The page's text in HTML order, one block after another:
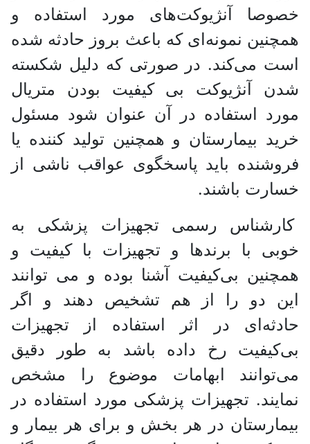
خصوصا آنژیوکت‌های مورد استفاده و
همچنین نمونه‌ای که باعث بروز حادثه شده
است می‌کند. در صورتی که دلیل شکسته
شدن آنژیوکت بی کیفیت بودن متریال
مورد استفاده در آن عنوان شود مسئول
خرید بیمارستان و همچنین تولید کننده یا
فروشنده باید پاسخگوی عواقب ناشی از
خسارت باشند.
کارشناس رسمی تجهیزات پزشکی به
خوبی با برندها و تجهیزات با کیفیت و
همچنین بی‌کیفیت آشنا بوده و می توانند
این دو را از هم تشخیص دهند و اگر
حادثه‌ای در اثر استفاده از تجهیزات
بی‌کیفیت رخ داده باشد به طور دقیق
می‌توانند ابهامات موضوع را مشخص
نمایند. تجهیزات پزشکی مورد استفاده در
بیمارستان در هر بخش و برای هر بیمار و